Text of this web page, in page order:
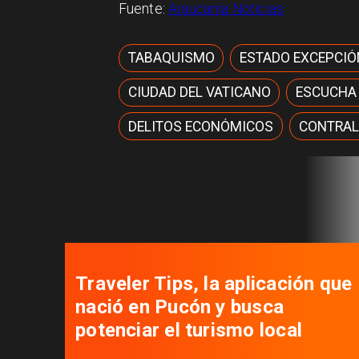
Fuente:Araucanía Noticias
TABAQUISMO ESTADO
CIUDAD DEL VATICANO
DELITOS ECONÓMICOS
Traveler Tips, la aplicación que
nació en Pucón y busca
potenciar el turismo local